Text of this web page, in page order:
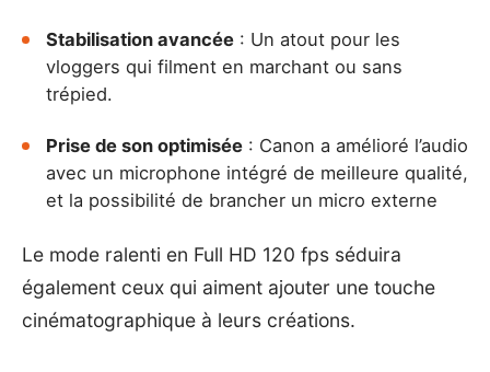
Stabilisation avancée : Un atout pour les
vloggers qui filment en marchant ou sans
trépied.
Prise de son optimisée : Canon a amélioré l’audio
avec un microphone intégré de meilleure qualité,
et la possibilité de brancher un micro externe
Le mode ralenti en Full HD 120 fps séduira
également ceux qui aiment ajouter une touche
cinématographique à leurs créations.